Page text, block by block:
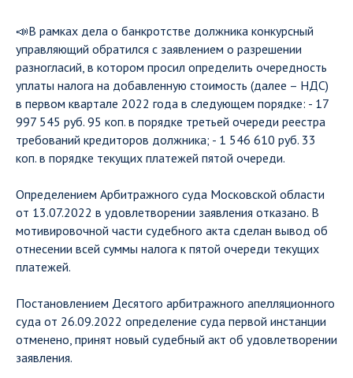
📣В рамках дела о банкротстве должника конкурсный
управляющий обратился с заявлением о разрешении
разногласий, в котором просил определить очередность
уплаты налога на добавленную стоимость (далее – НДС)
в первом квартале 2022 года в следующем порядке: - 17
997 545 руб. 95 коп. в порядке третьей очереди реестра
требований кредиторов должника; - 1 546 610 руб. 33
коп. в порядке текущих платежей пятой очереди.
Определением Арбитражного суда Московской области
от 13.07.2022 в удовлетворении заявления отказано. В
мотивировочной части судебного акта сделан вывод об
отнесении всей суммы налога к пятой очереди текущих
платежей.
Постановлением Десятого арбитражного апелляционного
суда от 26.09.2022 определение суда первой инстанции
отменено, принят новый судебный акт об удовлетворении
заявления.